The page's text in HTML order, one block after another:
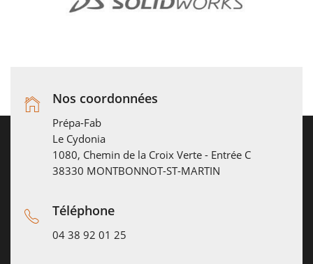
Nos coordonnées
Prépa-Fab
Le Cydonia
1080, Chemin de la Croix Verte - Entrée C
38330 MONTBONNOT-ST-MARTIN
Téléphone
04 38 92 01 25